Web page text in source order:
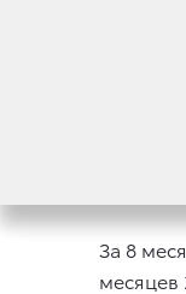
За 8
месяцев